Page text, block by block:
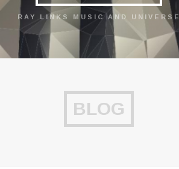
RAY LINKS MUSIC AND UNIVERSE
BLOG